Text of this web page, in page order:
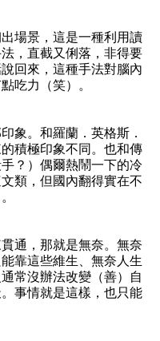
場景，這是一種利用讀
，直截又俐落，非得要
回來，這種手法對腦內
吃力（笑）。
象。和羅蘭．英格斯．
積極印象不同。也和傳
？）偶爾熱鬧一下的冷
類，但國內翻得實在不
通，那就是無奈。無奈
靠這些維生、無奈人生
常沒辦法改變（善）自
事情就是這樣，也只能